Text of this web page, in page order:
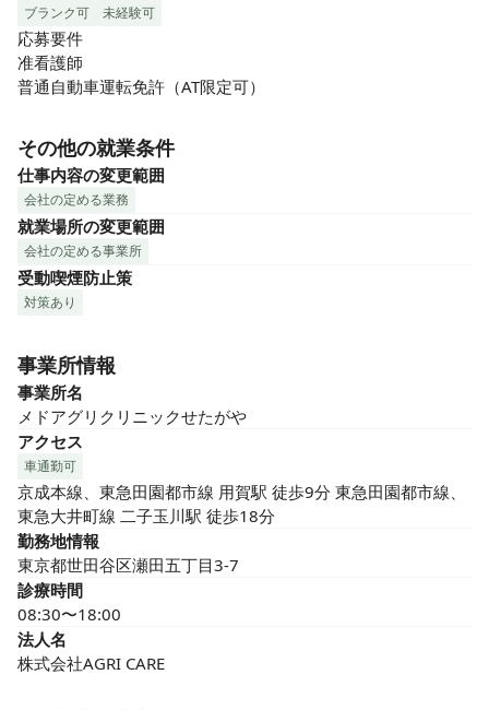
ブランク可 未経験可
応募要件
准看護師
普通自動車運転免許（AT限定可）
その他の就業条件
仕事内容の変更範囲
会社の定める業務
就業場所の変更範囲
会社の定める事業所
受動喫煙防止策
対策あり
事業所情報
事業所名
メドアグリクリニックせたがや
アクセス
車通勤可
京成本線、東急田園都市線 用賀駅 徒歩9分 東急田園都市線、
東急大井町線 二子玉川駅 徒歩18分
勤務地情報
東京都世田谷区瀬田五丁目3-7
診療時間
08:30〜18:00
法人名
株式会社AGRI CARE